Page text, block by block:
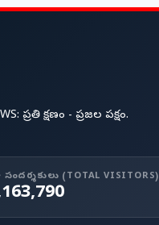
ప్రతి క్షణం - ప్రజల పక్షం.
(TOTAL VISITORS)